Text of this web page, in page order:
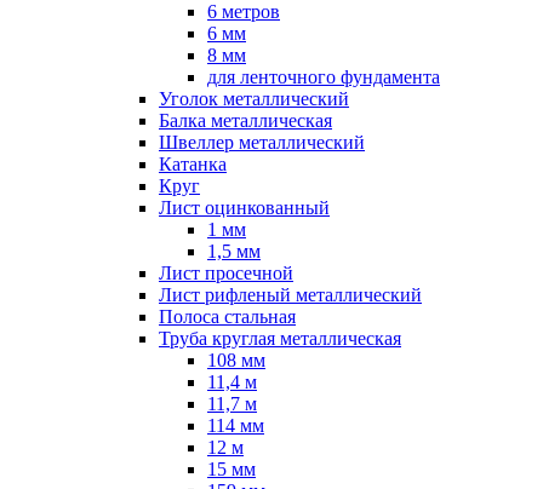
6 метров
6 мм
8 мм
для ленточного фундамента
Уголок металлический
Балка металлическая
Швеллер металлический
Катанка
Круг
Лист оцинкованный
1 мм
1,5 мм
Лист просечной
Лист рифленый металлический
Полоса стальная
Труба круглая металлическая
108 мм
11,4 м
11,7 м
114 мм
12 м
15 мм